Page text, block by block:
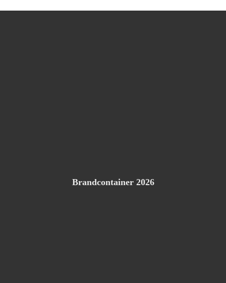
Brandcontainer 2026